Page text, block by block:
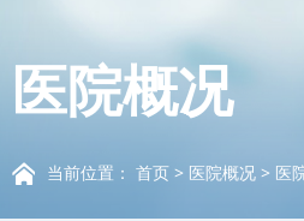
医院概况
当前位置： 首页 > 医院概况 > 医